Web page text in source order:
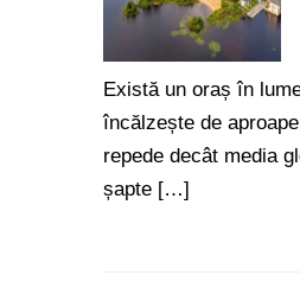
Există un oraș în
încălzește de
repede decât media
șapte […]